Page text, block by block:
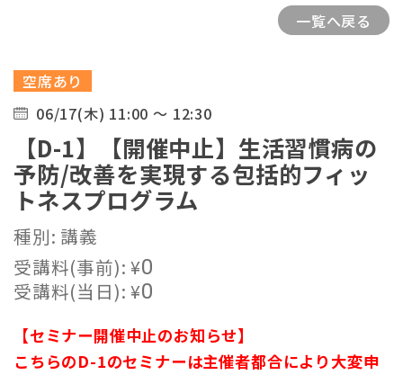
一覧へ戻る
空席あり
06/17(木) 11:00 ～ 12:30
【D-1】【開催中止】生活習慣病の
予防/改善を実現する包括的フィッ
トネスプログラム
種別: 講義
受講料(事前):¥0
受講料(当日):¥0
【セミナー開催中止のお知らせ】
こちらのD-1のセミナーは主催者都合により大変申